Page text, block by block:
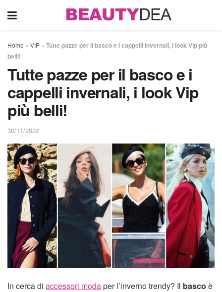
Home » VIP » Tutte pazze per il basco e i cappelli invernali, i look Vip più
belli!
Tutte pazze per il basco e i
cappelli invernali, i look Vip
più belli!
30/11/2022
In cerca di accessori modaper l’inverno trendy? Il basco è